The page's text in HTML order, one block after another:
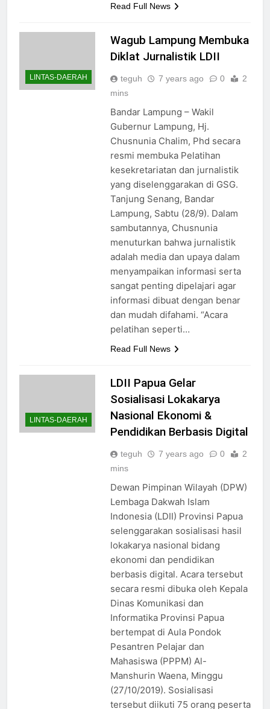
Read Full News
LINTAS-DAERAH
Wagub Lampung Membuka
Diklat Jurnalistik LDII
teguh 7 years ago 0
2
mins
Bandar Lampung – Wakil
Gubernur Lampung, Hj.
Chusnunia Chalim, Phd secara
resmi membuka Pelatihan
kesekretariatan dan jurnalistik
yang diselenggarakan di GSG.
Tanjung Senang, Bandar
Lampung, Sabtu (28/9). Dalam
sambutannya, Chusnunia
menuturkan bahwa jurnalistik
adalah media dan upaya dalam
menyampaikan informasi serta
sangat penting dipelajari agar
informasi dibuat dengan benar
dan mudah difahami. “Acara
pelatihan seperti…
Read Full News
LINTAS-DAERAH
LDII Papua Gelar
Sosialisasi Lokakarya
Nasional Ekonomi &
Pendidikan Berbasis Digital
teguh 7 years ago 0
2
mins
Dewan Pimpinan Wilayah (DPW)
Lembaga Dakwah Islam
Indonesia (LDII) Provinsi Papua
selenggarakan sosialisasi hasil
lokakarya nasional bidang
ekonomi dan pendidikan
berbasis digital. Acara tersebut
secara resmi dibuka oleh Kepala
Dinas Komunikasi dan
Informatika Provinsi Papua
bertempat di Aula Pondok
Pesantren Pelajar dan
Mahasiswa (PPPM) Al-
Manshurin Waena, Minggu
(27/10/2019). Sosialisasi
tersebut diikuti 75 orang peserta